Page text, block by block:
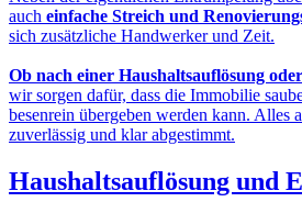
auch einfache Streich und
sich zusätzliche Handwerker und Zeit.
Ob nach einer Haushaltsauflösung
wir sorgen dafür, dass die Immobilie
besenrein übergeben werden kann. Alles
zuverlässig und klar abgestimmt.
Haushaltsauflösung und